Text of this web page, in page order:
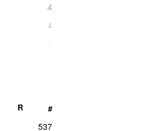
4
4
R #
537